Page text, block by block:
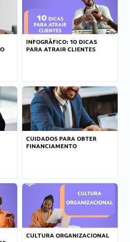
INFOGRÁFICO: 10 DICAS
PARA ATRAIR CLIENTES
CUIDADOS PARA OBTER
FINANCIAMENTO
CULTURA ORGANIZACIONAL